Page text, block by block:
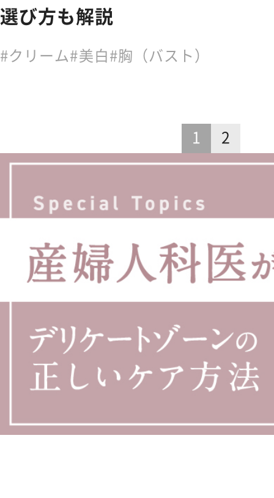
選び方も解説
クリーム 美白 胸（バスト）
1 2